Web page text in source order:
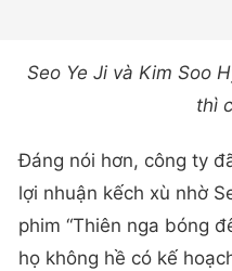
Seo Ye Ji và Kim Soo
thì
Đáng nói hơn, công ty
lợi nhuận kếch xù nhờ
phim “Thiên nga bóng
họ không hề có kế